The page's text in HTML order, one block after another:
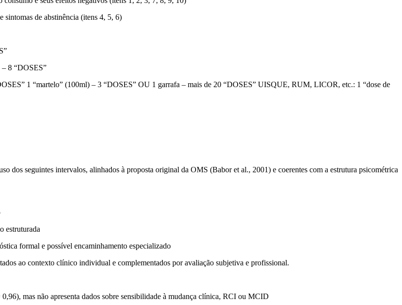
sintomas de abstinência (itens 4, 5, 6)
8 “DOSES”
1 “martelo” (100ml) – 3 “DOSES” OU 1 garrafa – mais de 20 “DOSES” UISQUE, RUM, LICOR, etc.: 1 “dose de
dos seguintes intervalos, alinhados à proposta original da OMS (Babor et al., 2001) e coerentes com a estrutura psicométrica
estruturada
formal e possível encaminhamento especializado
ao contexto clínico individual e complementados por avaliação subjetiva e profissional.
mas não apresenta dados sobre sensibilidade à mudança clínica, RCI ou MCID